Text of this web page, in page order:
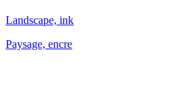
Landscape, ink
Paysage, encre